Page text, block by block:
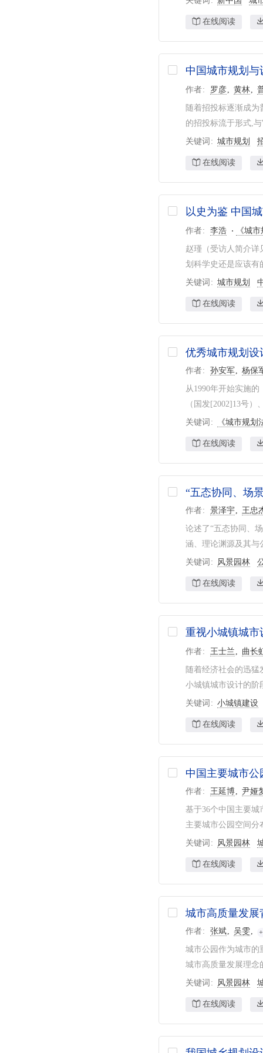
在线阅读
中国城市规划
作者 罗彦 黄林
随着招投标逐渐成
的招投标流于形式,
关键词 城市规划
在线阅读
以史为鉴 中国
作者 李浩 《城
赵瑾（受访人简介详
划科学史还是应该有
关键词 城市规划
在线阅读
优秀城市规划设
作者 孙安军 杨保
从1990年开始实施
（国发[2002]13号
关键词 《城市规划
在线阅读
“五态协同、场
作者 景泽宇 王忠
论述了“五态协同、
涵、理论渊源及其与
关键词 风景园林
在线阅读
重视小城镇城
作者 王士兰 曲长
随着经济社会的迅
小城镇城市设计的阶
关键词 小城镇建设
在线阅读
中国主要城市
作者 王延博 尹娅
基于36个中国主要城
主要城市公园空间分
关键词 风景园林
在线阅读
城市高质量发
作者 张斌 吴雯
城市公园作为城市的
城市高质量发展理念
关键词 风景园林
在线阅读